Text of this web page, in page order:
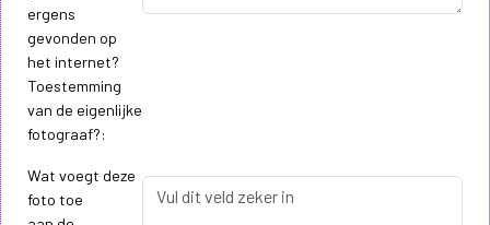
ergens
gevonden op
het internet?
Toestemming
van de eigenlijke
fotograaf?:
Wat voegt deze
foto toe